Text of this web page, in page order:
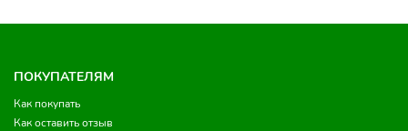
ПОКУПАТЕЛЯМ
Как покупать
Как оставить отзыв